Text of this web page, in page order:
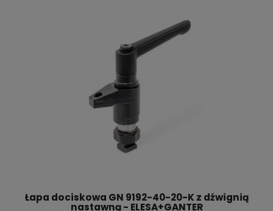
Łapa dociskowa GN 9192-40-20-K z dźwignią
nastawną - ELESA+GANTER